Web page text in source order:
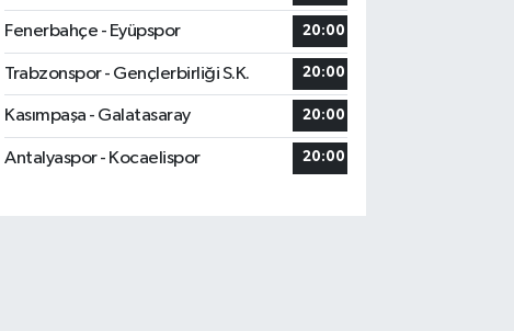
Fenerbahçe - Eyüpspor 20:00
Trabzonspor - Gençlerbirliği S.K. 20:00
Kasımpaşa - Galatasaray 20:00
Antalyaspor - Kocaelispor 20:00